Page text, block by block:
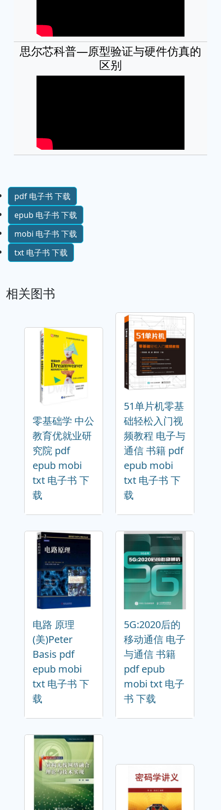
思尔芯科普—原型验证与硬件仿真的
区别
pdf 电子书 下载
epub 电子书 下载
mobi 电子书 下载
txt 电子书 下载
相关图书
零基础学 中公
教育优就业研
究院 pdf
epub mobi
txt 电子书 下
载
51单片机零基
础轻松入门视
频教程 电子与
通信 书籍 pdf
epub mobi
txt 电子书 下
载
电路 原理
(美)Peter
Basis pdf
epub mobi
txt 电子书 下
载
5G:2020后的
移动通信 电子
与通信 书籍
pdf epub
mobi txt 电子
书 下载